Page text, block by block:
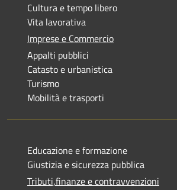
Cultura e tempo libero
Vita lavorativa
Imprese e Commercio
Appalti pubblici
Catasto e urbanistica
Turismo
Mobilità e trasporti
Educazione e formazione
Giustizia e sicurezza pubblica
Tributi,finanze e contravvenzioni